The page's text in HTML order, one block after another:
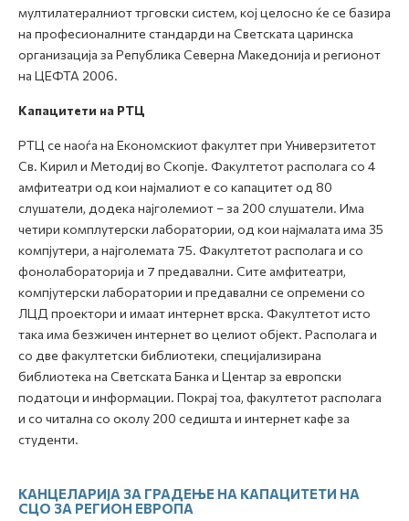
мултилатералниот трговски систем, кој целосно ќе се базира
на професионалните стандарди на Светската царинска
организација за Република Северна Македонија и регионот
на ЦЕФТА 2006.
Капацитети на РТЦ
РТЦ се наоѓа на Економскиот факултет при Универзитетот
Св. Кирил и Методиј во Скопје. Факултетот располага со 4
амфитеатри од кои најмалиот е со капацитет од 80
слушатели, додека најголемиот – за 200 слушатели. Има
четири комплутерски лаборатории, од кои најмалата има 35
компјутери, а најголемата 75. Факултетот располага и со
фонолабораторија и 7 предавални. Сите амфитеатри,
компјутерски лаборатории и предавални се опремени со
ЛЦД проектори и имаат интернет врска. Факултетот исто
така има безжичен интернет во целиот објект. Располага и
со две факултетски библиотеки, специјализирана
библиотека на Светската Банка и Центар за европски
податоци и информации. Покрај тоа, факултетот располага
и со читална со околу 200 седишта и интернет кафе за
студенти.
КАНЦЕЛАРИЈА ЗА ГРАДЕЊЕ НА КАПАЦИТЕТИ НА
СЦО ЗА РЕГИОН ЕВРОПА